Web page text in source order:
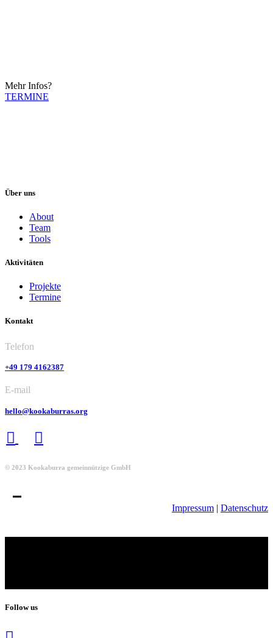
Mehr Infos?
TERMINE
Über uns
About
Team
Tools
Aktivitäten
Projekte
Termine
Kontakt
Telefon
+49 179 4162387
E-mail
hello@kookaburras.org
© 2023 Kookaburra gemeinnützige GmbH
Impressum | Datenschutz
Follow us